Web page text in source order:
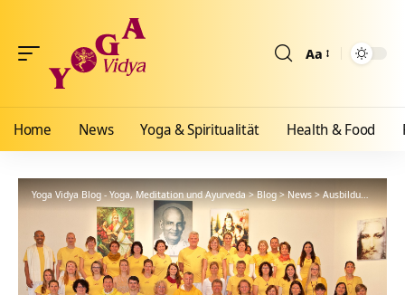
Aa
Home News Yoga & Spiritualität Health & Food
Yoga Vidya Blog - Yoga, Meditation und Ayurveda>Blog>News>Ausbildungen >